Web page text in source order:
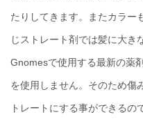
たりしてきます。またカラー
じストレート剤では髪に大き
Gnomesで使用する最新の薬
を使用しません。そのため傷
トレートにする事ができるの